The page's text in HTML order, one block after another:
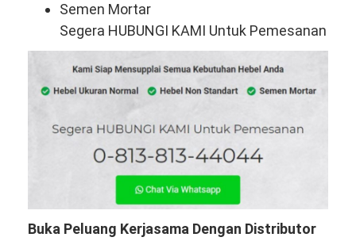
Semen Mortar
Segera HUBUNGI KAMI Untuk Pemesanan
Buka Peluang Kerjasama Dengan Distributor